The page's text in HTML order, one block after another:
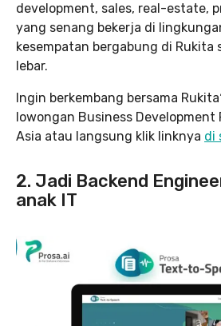
development, sales, real-estate,
yang senang bekerja di
kesempatan bergabung di Rukita
lebar.
Ingin berkembang bersama
lowongan Business Development
Asia atau langsung klik linknya di
2. Jadi Backend
anak IT